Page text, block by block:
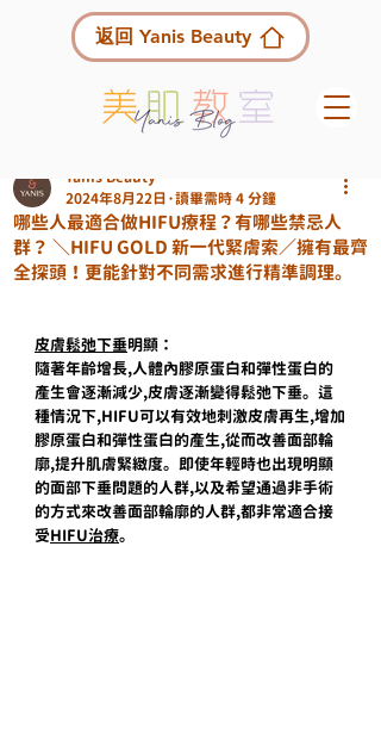
返回 Yanis Beauty
哪些人最適合做HIFU療程？有哪些禁忌人
群？ ＼HIFU GOLD 新一代緊膚索／擁有最齊
全探頭！更能針對不同需求進行精準調理。
Yanis Beauty
2024年8月22日 讀畢需時 4 分鐘
皮膚鬆弛下垂明顯：
隨著年齡增長,人體內膠原蛋白和彈性蛋白的
產生會逐漸減少,皮膚逐漸變得鬆弛下垂。這
種情況下,HIFU可以有效地刺激皮膚再生,增加
膠原蛋白和彈性蛋白的產生,從而改善面部輪
廓,提升肌膚緊緻度。即使年輕時也出現明顯
的面部下垂問題的人群,以及希望通過非手術
的方式來改善面部輪廓的人群,都非常適合接
受HIFU治療。